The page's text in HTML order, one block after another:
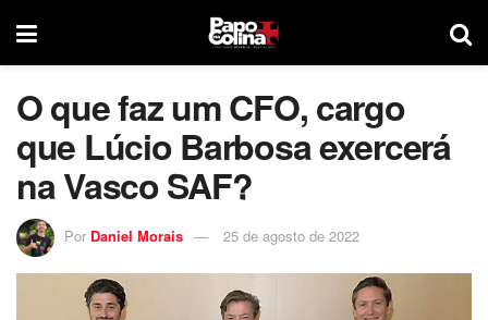
O que faz um CFO, cargo
que Lúcio Barbosa exercerá
na Vasco SAF?
Por Daniel Morais 25 de agosto de 2022